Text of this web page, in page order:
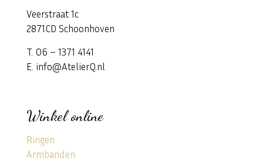
Veerstraat 1c
2871CD Schoonhoven
T. 06 – 1371 4141
E. info@AtelierQ.nl
Winkel online
Ringen
Armbanden